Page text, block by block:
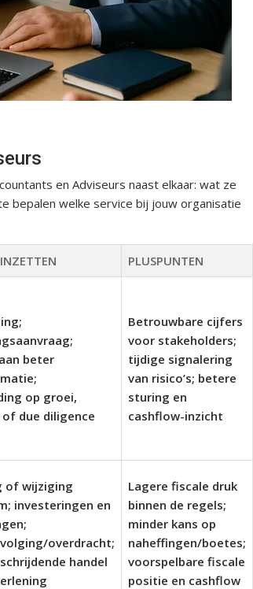
en Adviseurs naast elkaar: wat ze
bepalen welke service bij jouw organisatie
PLUSPUNTEN
beter
op groei,
due diligence
Betrouwbare cijfers
voor stakeholders;
tijdige signalering
van risico’s; betere
sturing en
cashflow-inzicht
of wijziging
investeringen en
overdracht;
handel
Lagere fiscale druk
binnen de regels;
minder kans op
naheffingen/boetes;
voorspelbare fiscale
positie en cashflow